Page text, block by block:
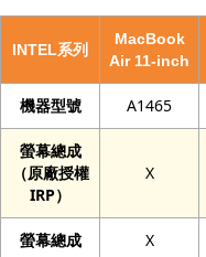
INTEL系列
MacBook
Air 11-inch
機器型號 A1465
螢幕總成
（原廠授權
IRP）
X
螢幕總成 X